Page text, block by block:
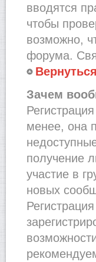
вводятся
чтобы
возможно,
форума.
Зачем
менее, она
получение
участие в
новых